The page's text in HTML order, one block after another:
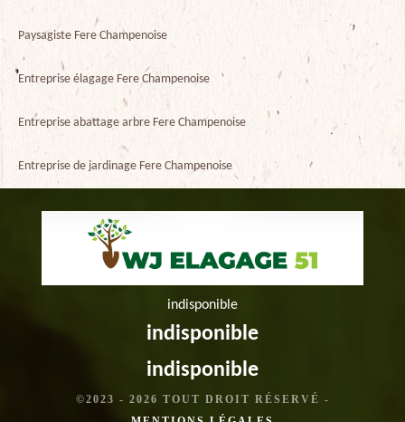
Paysagiste Fere Champenoise
Entreprise élagage Fere Champenoise
Entreprise abattage arbre Fere Champenoise
Entreprise de jardinage Fere Champenoise
indisponible
indisponible
indisponible
©2023 - 2026 TOUT DROIT RÉSERVÉ -